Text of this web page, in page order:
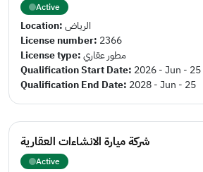
Active
Location:الرياض
License number: 2366
License type:مطور عقاري
Qualification Start Date: 2026 - Jun - 25
Qualification End Date: 2028 - Jun - 25
شركة ميارة الانشاءات العقارية
Active